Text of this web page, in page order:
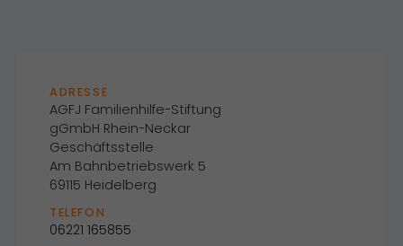
ADRESSE
AGFJ Familienhilfe-Stiftung
gGmbH Rhein-Neckar
Geschäftsstelle
Am Bahnbetriebswerk 5
69115 Heidelberg
TELEFON
06221 165855